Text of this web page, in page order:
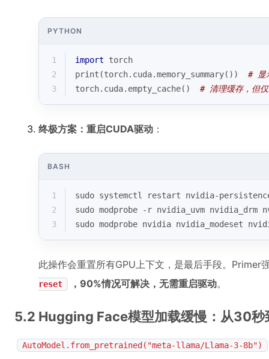
PYTHON
1 import torch
2
print (torch.cuda.memory_summary()) # 显
3
torch.cuda.empty_cache() # 清理缓存，但
终极方案：重启CUDA驱动 ：
BASH
1
sudo systemctl restart nvidia-
2
sudo modprobe -r nvidia_uvm nvidia_drm
3
sudo modprobe nvidia nvidia_modeset
此操作会重置所有GPU上下文，是最后手段。Primer
reset ，90%情况可解决，无需重启驱动。
5.2 Hugging Face模型加载缓慢：从30秒
AutoModel.from_pretrained("meta-llama/Llama-3-8b")